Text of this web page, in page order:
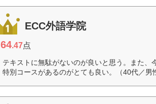
ECC外語学院
64.47点
テキストに無駄がないのが良いと思う。また
特別コースがあるのがとても良い。（40代／男